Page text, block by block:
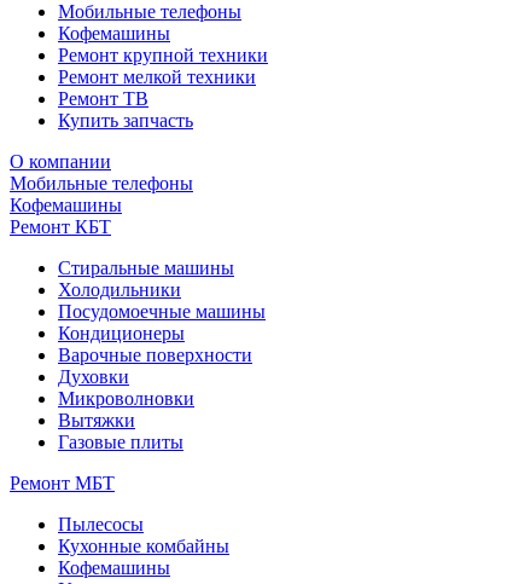
Мобильные телефоны
Кофемашины
Ремонт крупной техники
Ремонт мелкой техники
Ремонт ТВ
Купить запчасть
О компании
Мобильные телефоны
Кофемашины
Ремонт КБТ
Стиральные машины
Холодильники
Посудомоечные машины
Кондиционеры
Варочные поверхности
Духовки
Микроволновки
Вытяжки
Газовые плиты
Ремонт МБТ
Пылесосы
Кухонные комбайны
Кофемашины